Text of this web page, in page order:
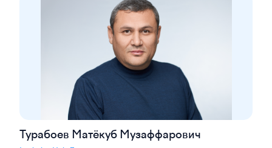
Турабоев Матёкуб Музаффарович